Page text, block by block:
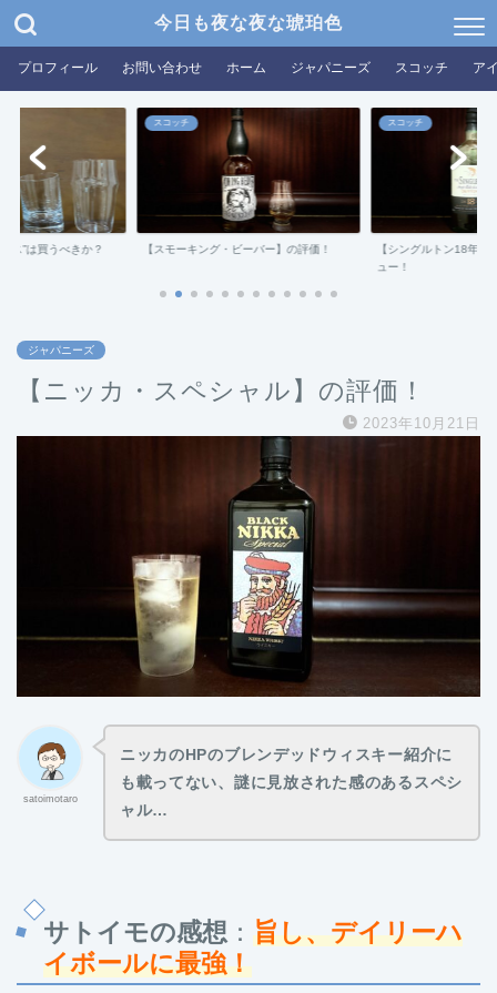
今日も夜な夜な琥珀色
プロフィール お問い合わせ ホーム ジャパニーズ スコッチ ア
ス”は買うべきか？
スコッチ
【スモーキング・ビーバー】の評価！
スコッチ
【シングルトン18年ダ
ュー！
ジャパニーズ
【ニッカ・スペシャル】の評価！
2023年10月21日
satoimotaro
ニッカのHPのブレンデッドウィスキー紹介に
も載ってない、謎に見放された感のあるスペシ
ャル…
サトイモの感想 ： 旨し、デイリーハ
イボールに最強！